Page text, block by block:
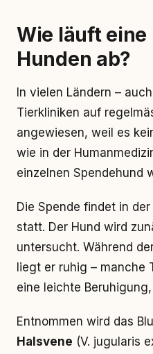
Wie läuft eine
Hunden ab?
In vielen Ländern –
Tierkliniken auf
angewiesen, weil es
wie in der
einzelnen Spendehund
Die Spende findet in
statt. Der Hund wird
untersucht. Während
liegt er ruhig – manche
eine leichte
Entnommen wird das
Halsvene (V. jugularis